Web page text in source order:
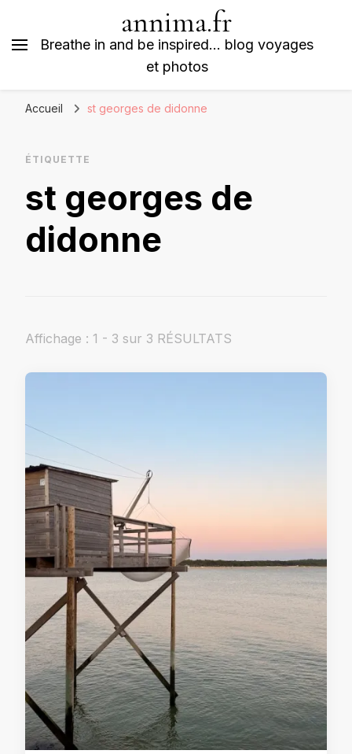
annima.fr
Breathe in and be inspired… blog voyages
et photos
Accueil st georges de didonne
ÉTIQUETTE
st georges de
didonne
Affichage : 1 - 3 sur 3 RÉSULTATS